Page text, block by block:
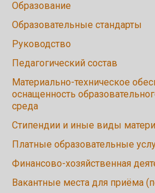
Образование
Образовательные стандарты
Руководство
Педагогический состав
Материально-техническое
оснащенность
среда
Стипендии и иные виды
Платные образовательные
Финансово-хозяйственная
Вакантные места для приёма